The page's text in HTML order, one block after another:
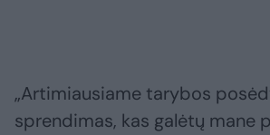
„Artimiausiame tarybos
sprendimas, kas galėtų mane